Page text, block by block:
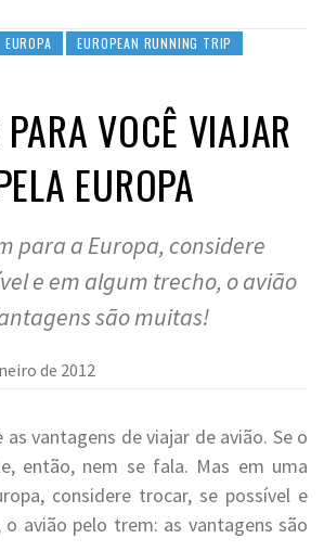
EUROPA
EUROPEAN RUNNING TRIP
VOCÊ VIAJAR
EUROPA
para a Europa, considere
e em algum trecho, o avião
são muitas!
de 2012
vantagens de viajar de avião. Se o
então, nem se fala. Mas em uma
considere trocar, se possível e
avião pelo trem: as vantagens são